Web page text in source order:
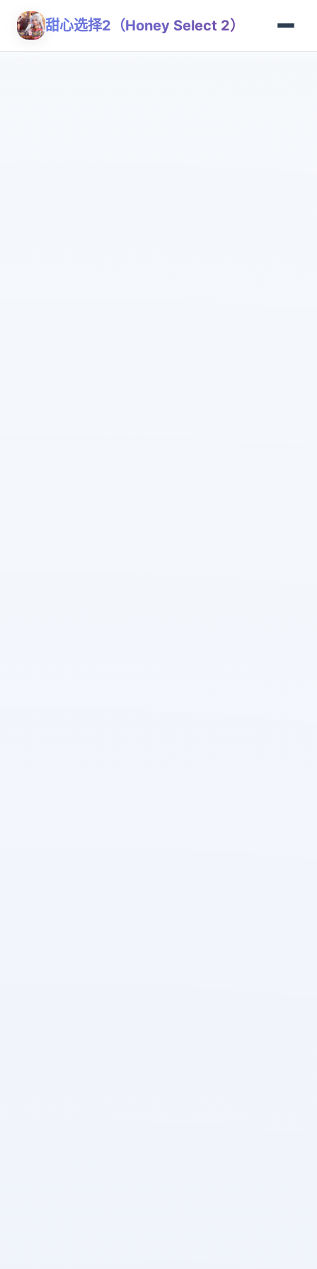
甜心选择2（Honey Select 2）